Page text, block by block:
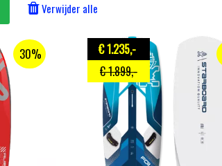
Verwijder alle
30% € 1.235,-
€ 1.899,-